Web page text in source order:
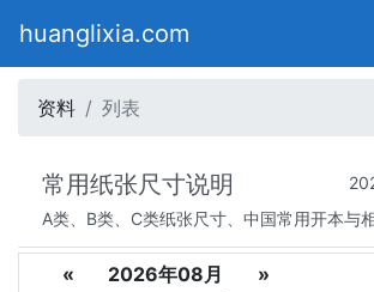
huanglixia.com
资料 列表
常用纸张尺寸说明
A类、B类、C类纸张尺寸、中国常用开本与
« 2026年08月
»